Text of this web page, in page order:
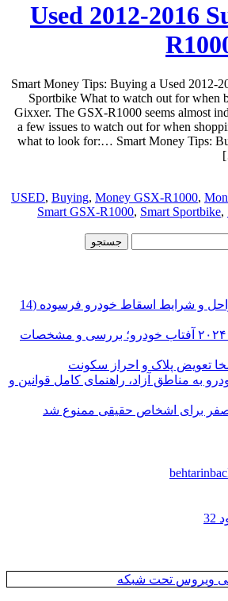
Used 2012-2016
Smart Money Tips: Buying a Used 2012-
Sportbike What to watch out for when
Gixxer. The GSX-R1000 seems almost
a few issues to watch out for when
what to look for:… Smart Money Tips:
, Buying, Money GSX-R1000,
Smart GSX-R1000, Smart Sportbike,
راهنمای کامل مراحل و شرایط اسقاط خودرو فرسوده (14
مزدا CX-30 مدل ۲۰۲۴ آفتاب خودرو؛ بررسی و مشخصات
تعویض پلاک و احراز سکونت
به مناطق آزاد، راهنمای کامل قوانین و
برای اشخاص حقیقی ممنوع شد
ویروس تحت شبکه